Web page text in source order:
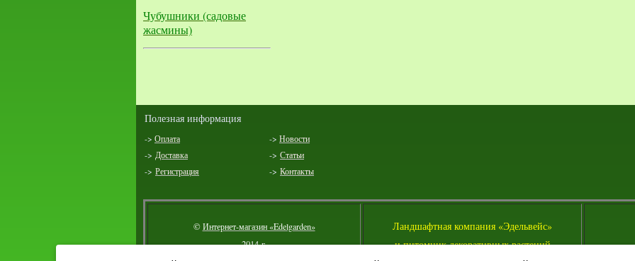
Чубушники (садовые
жасмины)
Полезная информация
-> Оплата -> Новости
-> Доставка -> Статьи
-> Регистрация -> Контакты
©Интернет-магазин «Edelgarden»
2014 г.
Ландшафтная компания «Эдельвейс»
и питомник декоративных растений